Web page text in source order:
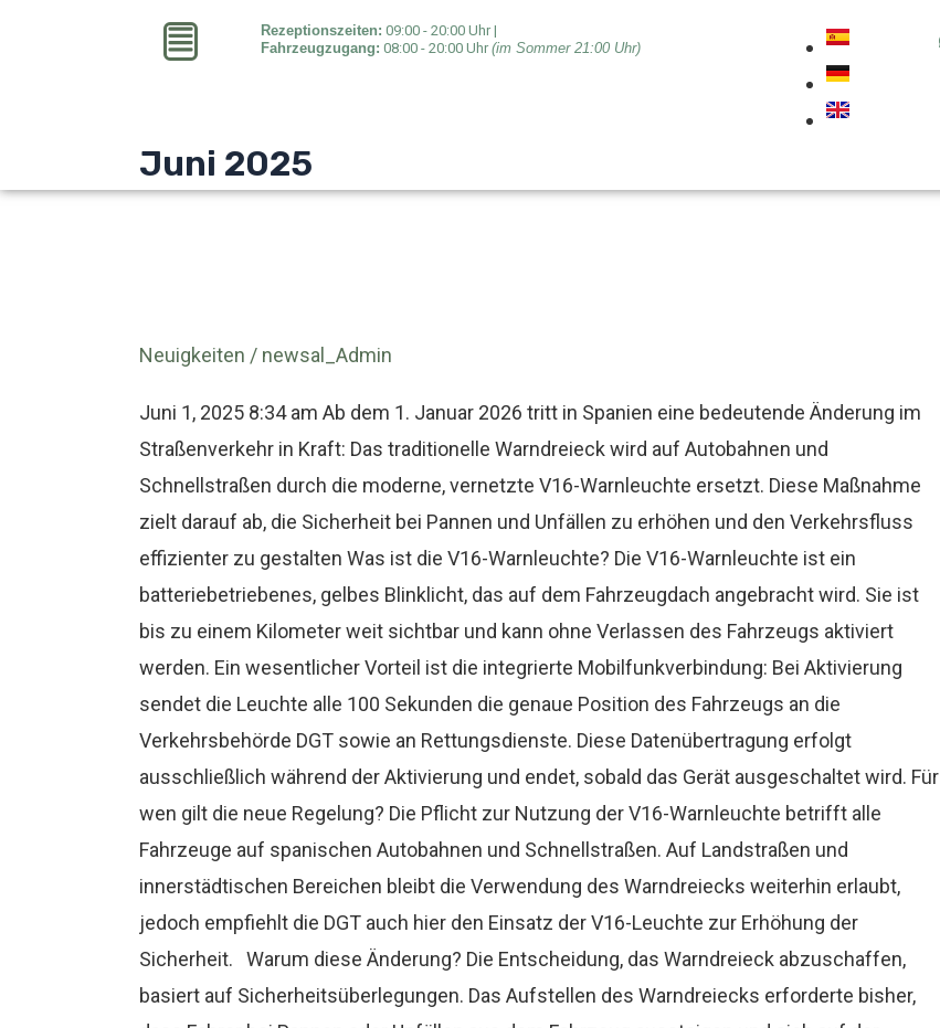
Rezeptionszeiten: 09:00 - 20:00 Uhr |
Fahrzeugzugang: 08:00 - 20:00 Uhr(im Sommer 21:00 Uhr)
Juni 2025
Neuigkeiten / newsal_Admin
Juni 1, 2025 8:34 am Ab dem 1. Januar 2026 tritt in Spanien eine bedeutende Änderung im
Straßenverkehr in Kraft: Das traditionelle Warndreieck wird auf Autobahnen und
Schnellstraßen durch die moderne, vernetzte V16-Warnleuchte ersetzt. Diese Maßnahme
zielt darauf ab, die Sicherheit bei Pannen und Unfällen zu erhöhen und den Verkehrsfluss
effizienter zu gestalten Was ist die V16-Warnleuchte? Die V16-Warnleuchte ist ein
batteriebetriebenes, gelbes Blinklicht, das auf dem Fahrzeugdach angebracht wird. Sie ist
bis zu einem Kilometer weit sichtbar und kann ohne Verlassen des Fahrzeugs aktiviert
werden. Ein wesentlicher Vorteil ist die integrierte Mobilfunkverbindung: Bei Aktivierung
sendet die Leuchte alle 100 Sekunden die genaue Position des Fahrzeugs an die
Verkehrsbehörde DGT sowie an Rettungsdienste. Diese Datenübertragung erfolgt
ausschließlich während der Aktivierung und endet, sobald das Gerät ausgeschaltet wird. Für
wen gilt die neue Regelung? Die Pflicht zur Nutzung der V16-Warnleuchte betrifft alle
Fahrzeuge auf spanischen Autobahnen und Schnellstraßen. Auf Landstraßen und
innerstädtischen Bereichen bleibt die Verwendung des Warndreiecks weiterhin erlaubt,
jedoch empfiehlt die DGT auch hier den Einsatz der V16-Leuchte zur Erhöhung der
Sicherheit. Warum diese Änderung? Die Entscheidung, das Warndreieck abzuschaffen,
basiert auf Sicherheitsüberlegungen. Das Aufstellen des Warndreiecks erforderte bisher,
vom
Warndreieck:
Neue
Sicherheitsregelung
auf
Spaniens
Straßen
ab
2026